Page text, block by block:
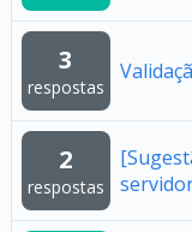
3
respostas
2
respostas